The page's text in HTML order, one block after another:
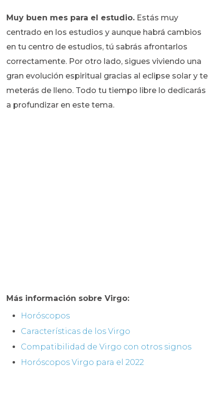
Muy buen mes para el estudio. Estás muy
centrado en los estudios y aunque habrá cambios
en tu centro de estudios, tú sabrás afrontarlos
correctamente. Por otro lado, sigues viviendo una
gran evolución espiritual gracias al eclipse solar y te
meterás de lleno. Todo tu tiempo libre lo dedicarás
a profundizar en este tema.
Más información sobre Virgo:
Horóscopos
Características de los Virgo
Compatibilidad de Virgo con otros signos
Horóscopos Virgo para el 2022